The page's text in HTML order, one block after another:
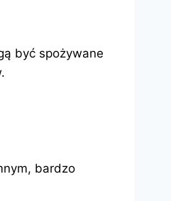
być spożywane
bardzo